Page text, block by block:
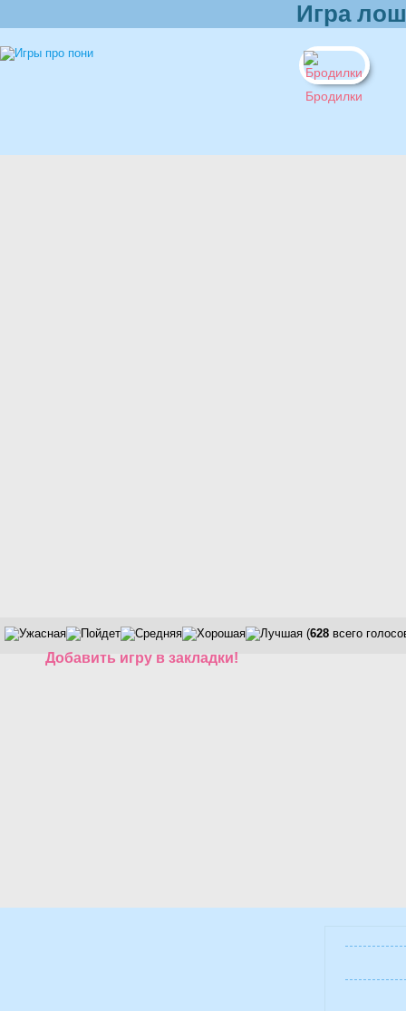
Игра
Бродилки
(628 всего
Добавить игру в закладки!